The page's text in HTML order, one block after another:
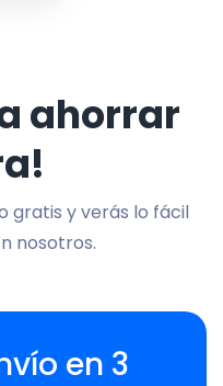
ahorrar
gratis y verás lo fácil
nosotros.
en 3